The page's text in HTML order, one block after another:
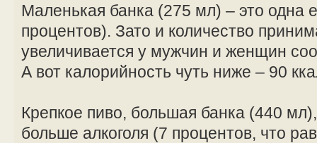
Маленькая банка (275 мл) – это одна
процентов). Зато и количество
увеличивается у мужчин и женщин
А вот калорийность чуть ниже – 90
Крепкое пиво, большая банка (440
больше алкоголя (7 процентов, что